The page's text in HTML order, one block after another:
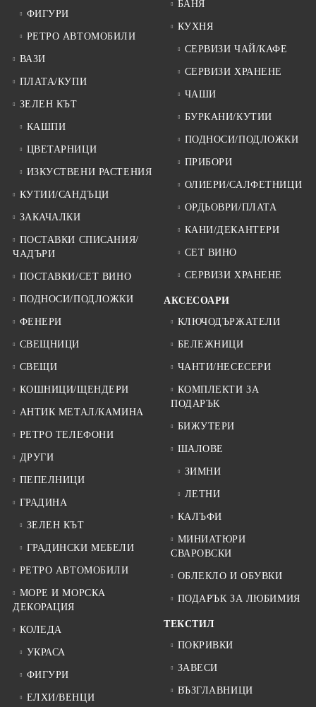
ФИГУРИ
РЕТРО АВТОМОБИЛИ
ВАЗИ
ПЛАТА/КУПИ
ЗЕЛЕН КЪТ
КАШПИ
ЦВЕТАРНИЦИ
ИЗКУСТВЕНИ РАСТЕНИЯ
КУТИИ/САНДЪЦИ
ЗАКАЧАЛКИ
ПОСТАВКИ СПИСАНИЯ/
ЧАДЪРИ
ПОСТАВКИ/СЕТ ВИНО
ПОДНОСИ/ПОДЛОЖКИ
ФЕНЕРИ
СВЕЩНИЦИ
СВЕЩИ
КОШНИЦИ/ЩЕНДЕРИ
АНТИК МЕТАЛ/КАМИНА
РЕТРО ТЕЛЕФОНИ
ДРУГИ
ПЕПЕЛНИЦИ
ГРАДИНА
ЗЕЛЕН КЪТ
ГРАДИНСКИ МЕБЕЛИ
РЕТРО АВТОМОБИЛИ
МОРЕ И МОРСКА
ДЕКОРАЦИЯ
КОЛЕДА
УКРАСА
ФИГУРИ
ЕЛХИ/ВЕНЦИ
БАНЯ
КУХНЯ
СЕРВИЗИ ЧАЙ/КАФЕ
СЕРВИЗИ ХРАНЕНЕ
ЧАШИ
БУРКАНИ/КУТИИ
ПОДНОСИ/ПОДЛОЖКИ
ПРИБОРИ
ОЛИЕРИ/САЛФЕТНИЦИ
ОРДЬОВРИ/ПЛАТА
КАНИ/ДЕКАНТЕРИ
СЕТ ВИНО
СЕРВИЗИ ХРАНЕНЕ
АКСЕСОАРИ
КЛЮЧОДЪРЖАТЕЛИ
БЕЛЕЖНИЦИ
ЧАНТИ/НЕСЕСЕРИ
КОМПЛЕКТИ ЗА
ПОДАРЪК
БИЖУТЕРИ
ШАЛОВЕ
ЗИМНИ
ЛЕТНИ
КАЛЪФИ
МИНИАТЮРИ
СВАРОВСКИ
ОБЛЕКЛО И ОБУВКИ
ПОДАРЪК ЗА ЛЮБИМИЯ
ТЕКСТИЛ
ПОКРИВКИ
ЗАВЕСИ
ВЪЗГЛАВНИЦИ